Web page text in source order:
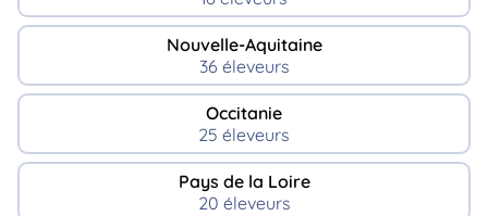
Nouvelle-Aquitaine
36 éleveurs
Occitanie
25 éleveurs
Pays de la Loire
20 éleveurs